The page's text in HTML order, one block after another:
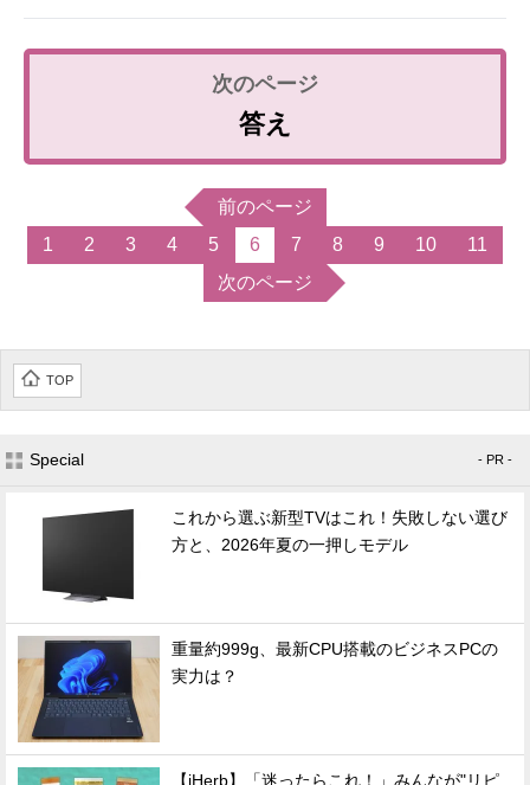
答え
前のページ
1
2 3 4 5 6 7 8 9 10
11
次のページ
TOP
Special - PR -
これから選ぶ新型TVはこれ！失敗しない選び
方と、2026年夏の一押しモデル
重量約999g、最新CPU搭載のビジネスPCの
実力は？
【iHerb】「迷ったらこれ！」みんなが"リピ